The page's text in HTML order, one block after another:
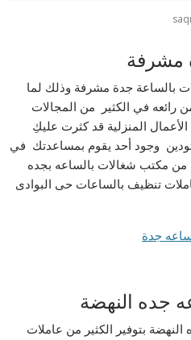
مشرفة
جدة مشرفة وذلك لما
رائعه في الكثير من المجالات
المنزلية قد كثرت عليكِ
وجود أحد يقوم بمساعدتك في
من مكتب شغالات بالساعه بجده
تنظيف بالساعات حى البوادى
جده النهضة
بتوفير الكثير من عاملات